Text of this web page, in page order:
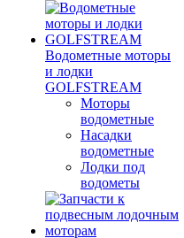
Водометные моторы
и лодки
GOLFSTREAM
Моторы
водометные
Насадки
водометные
Лодки под
водометы